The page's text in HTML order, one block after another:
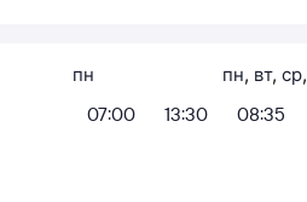
пн
07:00
13:30
пн, вт, ср,
08:35